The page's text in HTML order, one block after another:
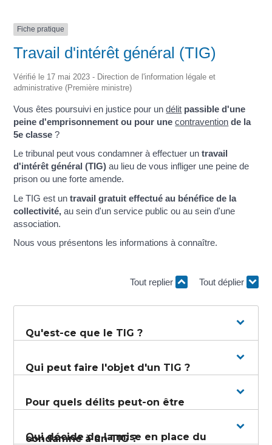
Fiche pratique
Travail d'intérêt général (TIG)
Vérifié le 17 mai 2023 - Direction de l'information légale et
administrative (Première ministre)
Vous êtes poursuivi en justice pour undélit passible d'une
peine d'emprisonnement ou pour unecontravention de la
5e classe ?
Le tribunal peut vous condamner à effectuer untravail
d'intérêt général (TIG) au lieu de vous infliger une peine de
prison ou une forte amende.
Le TIG est untravail gratuit effectué au bénéfice de la
collectivité, au sein d'un service public ou au sein d'une
association.
Nous vous présentons les informations à connaître.
Tout replier Tout déplier
Qu'est-ce que le TIG ?
Qui peut faire l'objet d'un TIG ?
Pour quels délits peut-on être
condamné à un TIG ?
Qui décide de la mise en place du